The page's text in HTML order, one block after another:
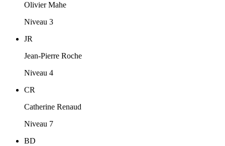
Olivier Mahe
Niveau 3
JR
Jean-Pierre Roche
Niveau 4
CR
Catherine Renaud
Niveau 7
BD